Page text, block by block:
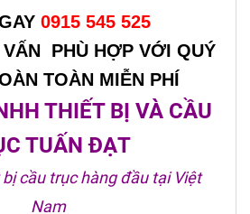
0915 545 525
PHÙ HỢP VỚI QUÝ
TOÀN MIỄN PHÍ
THIẾT BỊ VÀ CẦU
TUẤN ĐẠT
cầu trục hàng đầu tại Việt
Nam